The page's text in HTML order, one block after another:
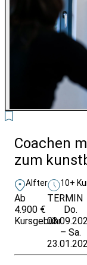
Coachen
zum
Alfter 10+
Ab
4.900 €
Kursgebühr
TERMIN
Do.
– Sa.